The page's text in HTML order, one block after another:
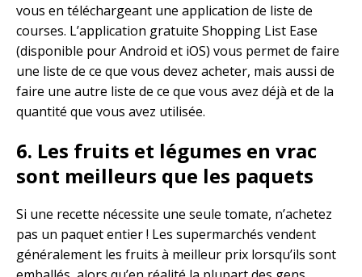
vous en téléchargeant une application de liste de
courses. L’application gratuite Shopping List Ease
(disponible pour Android et iOS) vous permet de faire
une liste de ce que vous devez acheter, mais aussi de
faire une autre liste de ce que vous avez déjà et de la
quantité que vous avez utilisée.
6. Les fruits et légumes en vrac
sont meilleurs que les paquets
Si une recette nécessite une seule tomate, n’achetez
pas un paquet entier ! Les supermarchés vendent
généralement les fruits à meilleur prix lorsqu’ils sont